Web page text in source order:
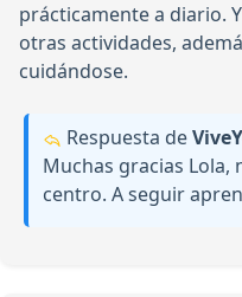
prácticamente a diario.
otras actividades,
cuidándose.
Respuesta de
Muchas gracias Lola,
centro. A seguir